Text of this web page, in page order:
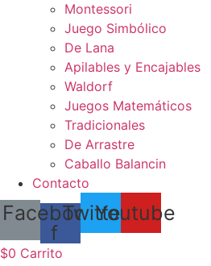
Montessori
Juego Simbólico
De Lana
Apilables y Encajables
Waldorf
Juegos Matemáticos
Tradicionales
De Arrastre
Caballo Balancin
Contacto
Facebook-
f
TwitterYoutube
$0 Carrito